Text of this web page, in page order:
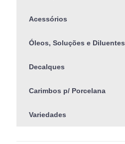
Acessórios
Óleos, Soluções e Diluentes
Decalques
Carimbos p/ Porcelana
Variedades